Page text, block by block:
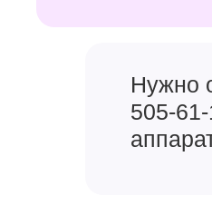
Нужно
505-